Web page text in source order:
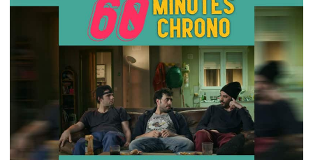
PODCAST À L’ARRACHE MAIS VRAIMENT À
L’ARRACHE PARTIE 1
Listen Up And Bleed Podcasts